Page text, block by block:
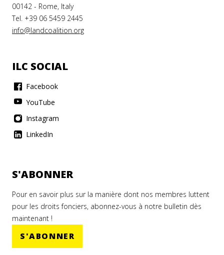
00142 - Rome, Italy
Tel. +39 06 5459 2445
info@landcoalition.org
ILC SOCIAL
Facebook
YouTube
Instagram
LinkedIn
S'ABONNER
Pour en savoir plus sur la manière dont nos membres luttent
pour les droits fonciers, abonnez-vous à notre bulletin dès
maintenant !
S'ABONNER